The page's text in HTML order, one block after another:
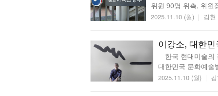
위원 90명 위촉, 위
2025.11.10 (월) 김
이강소, 대한민
한국 현대미술의
대한민국 문화예술
2025.11.10 (월)